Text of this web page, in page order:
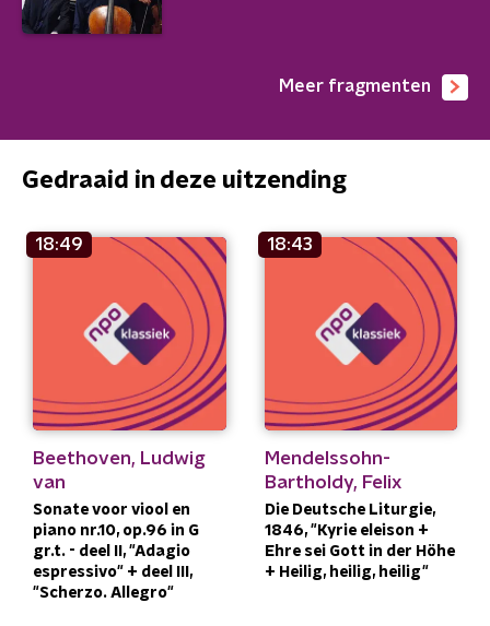
Meer fragmenten
Gedraaid in deze uitzending
18:49
Beethoven, Ludwig
van
Sonate voor viool en
piano nr.10, op.96 in G
gr.t. - deel II, "Adagio
espressivo" + deel III,
"Scherzo. Allegro"
18:43
Mendelssohn-
Bartholdy, Felix
Die Deutsche Liturgie,
1846, "Kyrie eleison +
Ehre sei Gott in der Höhe
+ Heilig, heilig, heilig"